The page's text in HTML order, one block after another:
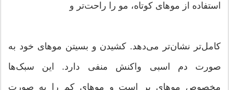
استفاده از مو‌های کوتاه، مو را راحت‌تر و
کامل‌تر نشان‌تر می‌دهد. کشیدن و بسیتن مو‌های خود به
صورت دم اسبی واکنش منفی دارد. این سبک‌ها
مخصوص مو‌های پر است و مو‌های کم را به صورت